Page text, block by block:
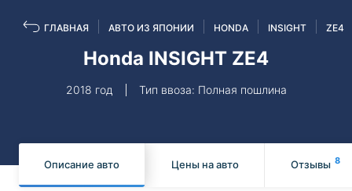
ГЛАВНАЯ АВТО ИЗ ЯПОНИИ HONDA INSIGHT ZE4
Honda INSIGHT ZE4
2018 год Тип ввоза: Полная пошлина
Описание авто Цены на авто Отзывы 8